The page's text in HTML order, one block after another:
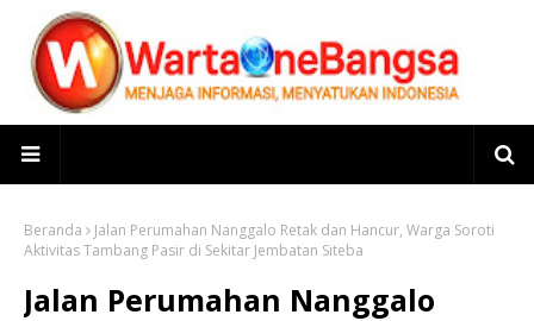
Beranda
Jalan Perumahan Nanggalo Retak dan Hancur, Warga Soroti
Aktivitas Tambang Pasir di Sekitar Jembatan Siteba
Jalan Perumahan Nanggalo